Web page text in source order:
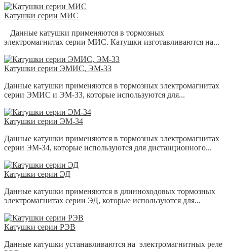
Катушки серии МИС
Данные катушки применяются в тормозных
электромагнитах серии МИС. Катушки изготавливаются на...
Катушки серии ЭМИС, ЭМ-33
Данные катушки применяются в тормозных электромагнитах
серии ЭМИС и ЭМ-33, которые используются для...
Катушки серии ЭМ-34
Данные катушки применяются в тормозных электромагнитах
серии ЭМ-34, которые используются для дистанционного...
Катушки серии ЭД
Данные катушки применяются в длинноходовых тормозных
электромагнитах серии ЭД, которые используются для...
Катушки серии РЭВ
Данные катушки устанавливаются на электромагнитных реле